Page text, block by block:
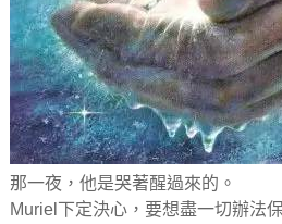
那一夜，他是哭著醒過來的。
Muriel下定決心，要想盡一切辦法